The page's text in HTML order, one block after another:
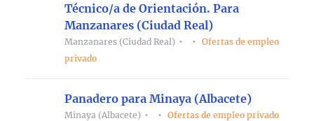
Técnico/a de Orientación. Para
Manzanares (Ciudad Real)
Manzanares (Ciudad Real)
Ofertas de empleo
privado
Panadero para Minaya (Albacete)
Minaya (Albacete) Ofertas de empleo privado